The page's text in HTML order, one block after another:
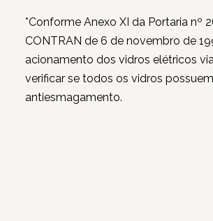
*Conforme Anexo XI da Portaria nº
CONTRAN de 6 de novembro de
acionamento dos vidros elétricos
verificar se todos os vidros
antiesmagamento.